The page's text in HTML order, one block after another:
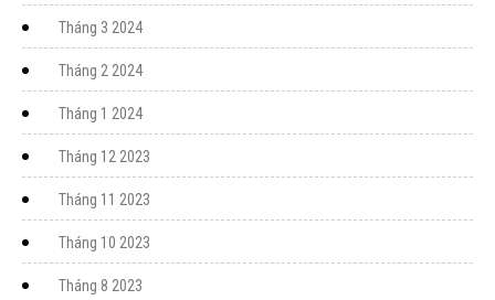
Tháng 3 2024
Tháng 2 2024
Tháng 1 2024
Tháng 12 2023
Tháng 11 2023
Tháng 10 2023
Tháng 8 2023